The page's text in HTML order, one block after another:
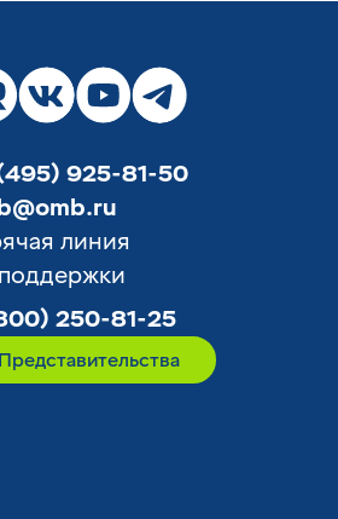
925-81-50
линия
250-81-25
Представительства